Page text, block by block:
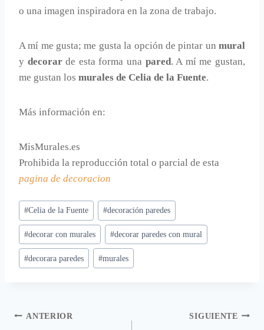
o una imagen inspiradora en la zona de trabajo.
A mí me gusta; me gusta la opción de pintar un mural
y decorarde esta forma una pared. A mí me gustan,
me gustan los murales de Celia de la Fuente.
Más información en:
MisMurales.es
Prohibida la reproducción total o parcial de esta
pagina de decoracion
Etiquetas
de
la
entrada:
#Celia de la Fuente #decoración paredes
#decorar con murales #decorar paredes con mural
#decorara paredes #murales
Navegación
ANTERIOR SIGUIENTE